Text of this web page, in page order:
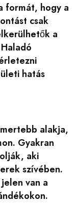
formát, hogy a
csak
a
hatás
alakja,
Gyakran
aki
szívében.
van a